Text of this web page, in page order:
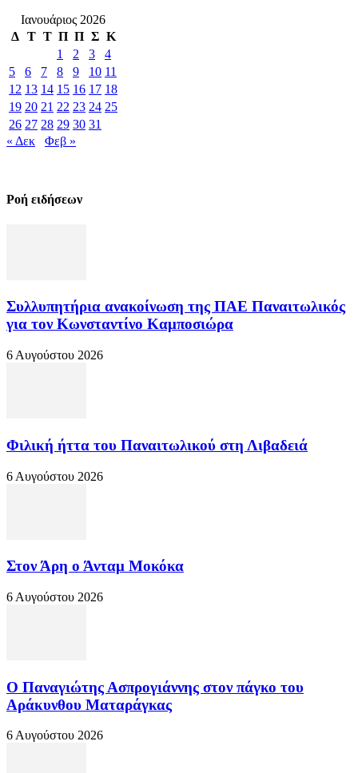
Ιανουάριος 2026
Δ Τ Τ Π Π Σ Κ
1
2 3
4
5
6 7 8 9 10 11
12 13 14 15 16 17 18
19 20 21 22 23 24 25
26 27 28 29 30 31
« Δεκ
Φεβ »
Ροή ειδήσεων
Συλλυπητήρια ανακοίνωση της ΠΑΕ Παναιτωλικός
για τον Κωνσταντίνο Καμποσιώρα
6 Αυγούστου 2026
Φιλική ήττα του Παναιτωλικού στη Λιβαδειά
6 Αυγούστου 2026
Στον Άρη ο Άνταμ Μοκόκα
6 Αυγούστου 2026
Ο Παναγιώτης Ασπρογιάννης στον πάγκο του
Αράκυνθου Ματαράγκας
6 Αυγούστου 2026